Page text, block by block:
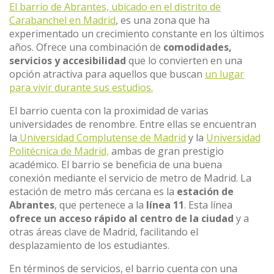
El barrio de Abrantes, ubicado en el distrito de
Carabanchel en Madrid, es una zona que ha
experimentado un crecimiento constante en los últimos
años. Ofrece una combinación de comodidades,
servicios y accesibilidad que lo convierten en una
opción atractiva para aquellos que buscan un lugar
para vivir durante sus estudios.
El barrio cuenta con la proximidad de varias
universidades de renombre. Entre ellas se encuentran
la Universidad Complutense de Madrid y la Universidad
Politécnica de Madrid, ambas de gran prestigio
académico. El barrio se beneficia de una buena
conexión mediante el servicio de metro de Madrid. La
estación de metro más cercana es la estación de
Abrantes, que pertenece a la línea 11. Esta línea
ofrece un acceso rápido al centro de la ciudad y a
otras áreas clave de Madrid, facilitando el
desplazamiento de los estudiantes.
En términos de servicios, el barrio cuenta con una